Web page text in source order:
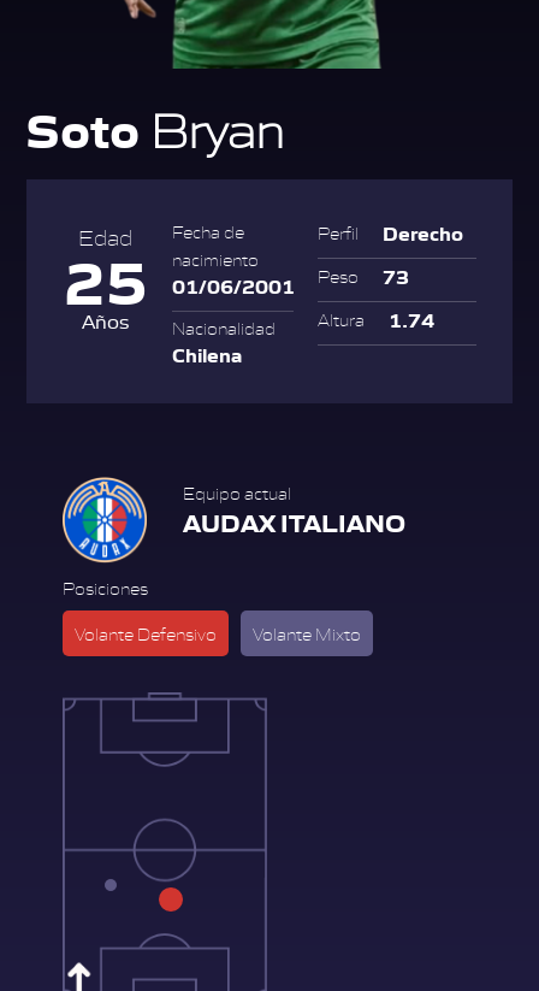
Soto Bryan
Edad
25
Años
Fecha de
nacimiento
01/06/2001
Nacionalidad
Chilena
Perfil Derecho
Peso 73
Altura 1.74
Equipo actual
AUDAX ITALIANO
Posiciones
Volante Defensivo Volante Mixto